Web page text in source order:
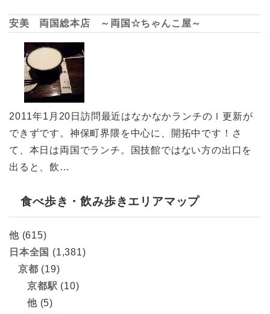
安美 両国総本店 ～両国☆ちゃんこ屋～
2011年1月20日訪問最近はなかなかランチのｌ更新が
できずです。神保町界隈を中心に、開拓中です！さ
て、本日は両国でランチ。国技館ではない方の出口を
出ると、飲…
食べ歩き・飲み歩きエリアマップ
他(615)
日本全国 (1,381)
京都 (19)
京都駅 (10)
他(5)